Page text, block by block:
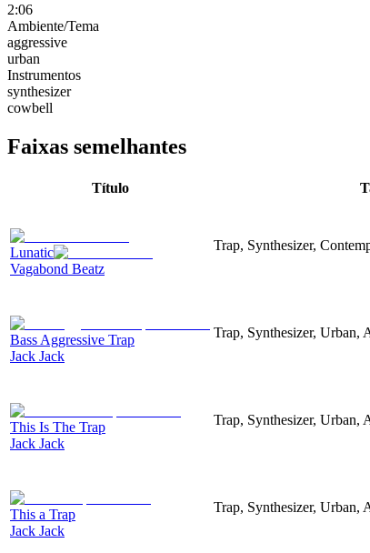
2:06
Ambiente/Tema
aggressive
urban
Instrumentos
synthesizer
cowbell
Faixas semelhantes
Título
Lunatic
Vagabond Beatz
Trap, Synthesizer,
Bass Aggressive Trap
Jack Jack
Trap, Synthesizer, Urban,
This Is The Trap
Jack Jack
Trap, Synthesizer, Urban,
This a Trap
Jack Jack
Trap, Synthesizer, Urban,